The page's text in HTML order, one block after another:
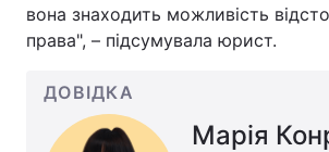
вона знаходить можливість
права", – підсумувала юрист.
ДОВІДКА
Марія